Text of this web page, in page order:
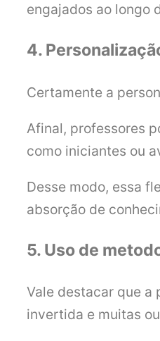
engajados ao longo
4.
Certamente a
Afinal, professores
como iniciantes ou
Desse modo, essa
absorção de
5. Uso de
Vale destacar que a
invertida e muitas